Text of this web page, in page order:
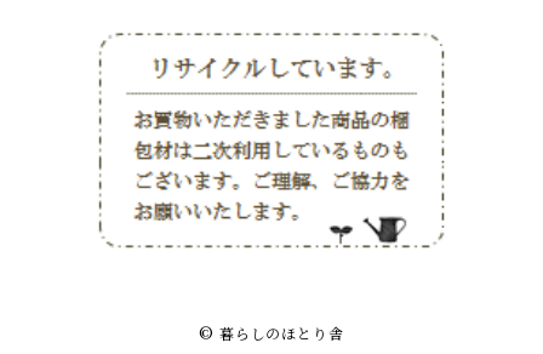
© 暮らしのほとり舎